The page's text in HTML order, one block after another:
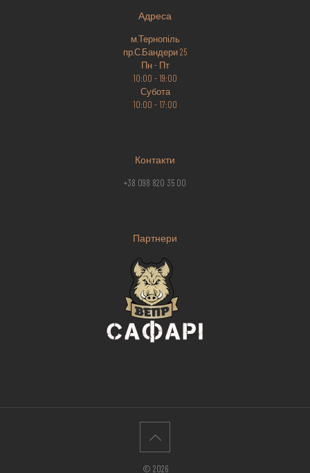
Адреса
м.Тернопіль
пр.С.Бандери 25
Пн - Пт
10:00 - 19:00
Субота
10:00 - 17:00
Контакти
+38 098 820 35 00
Партнери
© 2026